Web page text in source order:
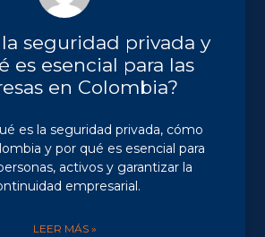
la seguridad privada y
es esencial para las
en Colombia?
es la seguridad privada, cómo
y por qué es esencial para
activos y garantizar la
empresarial.
LEER MÁS »